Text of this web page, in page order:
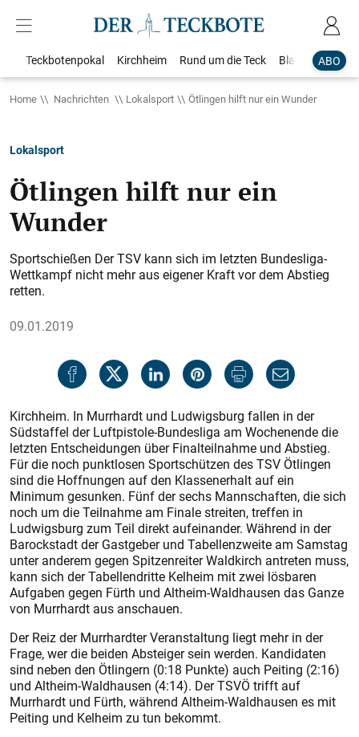
ABO
Teckbotenpokal Kirchheim Rund um die Teck Blaulicht
Home Nachrichten Lokalsport Ötlingen hilft nur ein Wunder
Lokalsport
Ötlingen hilft nur ein
Wunder
Sportschießen Der TSV kann sich im letzten Bundesliga-
Wettkampf nicht mehr aus eigener Kraft vor dem Abstieg
retten.
09.01.2019
Kirchheim. In Murrhardt und Ludwigsburg fallen in der
Südstaffel der Luftpistole-Bundesliga am Wochenende die
letzten Entscheidungen über Finalteilnahme und Abstieg.
Für die noch punktlosen Sportschützen des TSV Ötlingen
sind die Hoffnungen auf den Klassenerhalt auf ein
Minimum gesunken. Fünf der sechs Mannschaften, die sich
noch um die Teilnahme am Finale streiten, treffen in
Ludwigsburg zum Teil direkt aufeinander. Während in der
Barockstadt der Gastgeber und Tabellenzweite am Samstag
unter anderem gegen Spitzenreiter Waldkirch antreten muss,
kann sich der Tabellendritte Kelheim mit zwei lösbaren
Aufgaben gegen Fürth und Altheim-Waldhausen das Ganze
von Murrhardt aus anschauen.
Der Reiz der Murrhardter Veranstaltung liegt mehr in der
Frage, wer die beiden Absteiger sein werden. Kandidaten
sind neben den Ötlingern (0:18 Punkte) auch Peiting (2:16)
und Altheim-Waldhausen (4:14). Der TSVÖ trifft auf
Murrhardt und Fürth, während Altheim-Waldhausen es mit
Peiting und Kelheim zu tun bekommt.